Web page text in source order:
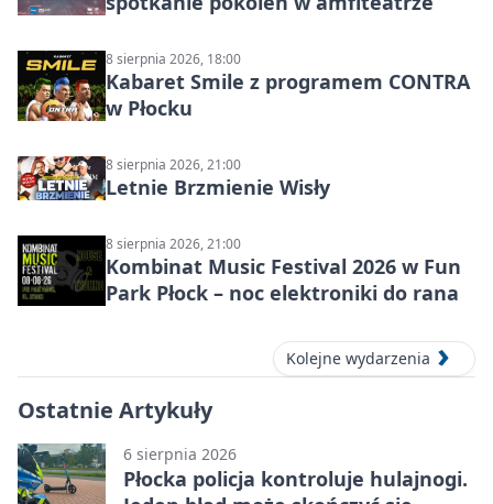
8 sierpnia 2026, 18:00
Kabaret Smile z programem CONTRA
w Płocku
8 sierpnia 2026, 21:00
Letnie Brzmienie Wisły
8 sierpnia 2026, 21:00
Kombinat Music Festival 2026 w Fun
Park Płock – noc elektroniki do rana
Kolejne wydarzenia
Ostatnie Artykuły
6 sierpnia 2026
Płocka policja kontroluje hulajnogi.